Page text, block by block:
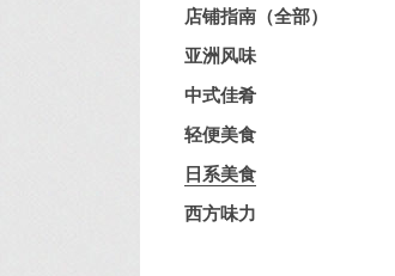
店铺指南（全部）
亚洲风味
中式佳肴
轻便美食
日系美食
西方味力